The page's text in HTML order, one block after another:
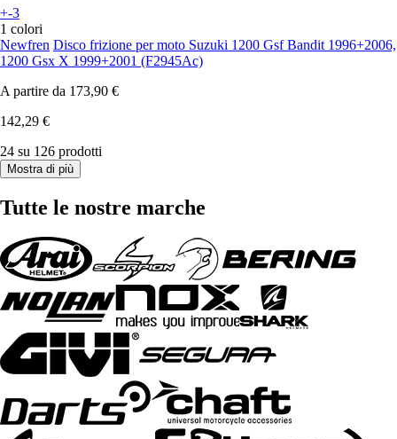
+-3
1 colori
Newfren Disco frizione per moto Suzuki 1200 Gsf Bandit 1996+2006,
1200 Gsx X 1999+2001 (F2945Ac)
A partire da 173,90 €
142,29 €
24 su 126 prodotti
Mostra di più
Tutte le nostre marche